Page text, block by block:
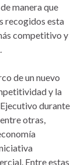
manera que
recogidos esta
competitivo y
de un nuevo
y la
durante
otras,
Entre estas